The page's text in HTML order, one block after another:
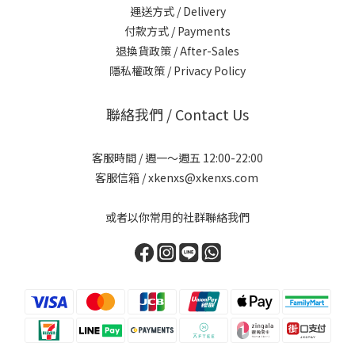
運送方式 / Delivery
付款方式 / Payments
退換貨政策 / After-Sales
隱私權政策 / Privacy Policy
聯絡我們 / Contact Us
客服時間 / 週一～週五 12:00-22:00
客服信箱 / xkenxs@xkenxs.com
或者以你常用的社群聯絡我們